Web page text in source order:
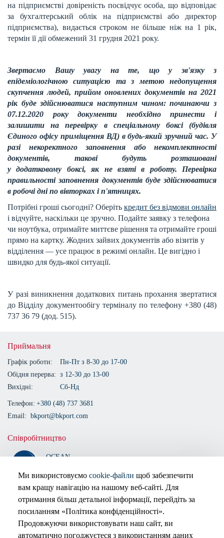
Ми використовуємо cookie-файли щоб забезпечити
вам кращу навігацію на нашому веб-сайті. Для
отримання більш детальної інформації, перейдіть за
посиланням «Політика конфіденційності».
Продовжуючи використовувати наш сайт, ви
автоматично погоджуєтеся з використанням даних
на підприємстві довіреність посвідчує особа, що відповідає
за бухгалтерський облік на підприємстві або директор
підприємства), видається строком не більше ніж на 1 рік,
термін її дії обмежений 31 грудня 2021 року.
Звертаємо Вашу увагу на те, що у зв'язку з
епідеміологічною ситуацією та з метою недопущення
скупчення людей, прийом оновлених документів на 2021
рік буде здійснюватися наступним чином: починаючи з
07.12.2020 року документи необхідно принести і
залишити на перевірку в спеціальному боксі (будівля
Єдиного офісу приміщення ВД) в будь-який зручний час. У
разі некоректного заповнення або некомплектності
документів, такові будуть розташовані
у додатковому боксі, як не взяті в роботу. Перевірка
правильності заповнення документів буде здійснюватися
в робочі дні по вівторках і п'ятницях.
Потрібні гроші сьогодні? Оберіть кредит без відмови онлайн
і відчуйте, наскільки це зручно. Подайте заявку з телефона
чи ноутбука, отримайте миттєве рішення та отримайте гроші
прямо на картку. Жодних зайвих документів або візитів у
відділення — усе працює в режимі онлайн. Це вигідно і
швидко для будь-якої ситуації.
У разі виникнення додаткових питань прохання звертатися
до Відділу документообігу терміналу по телефону +380 (48)
737 36 79 (дод. 515).
Приймальня
Графік роботи:
Пн-Пт з 8-30 до 17-00
Обідня перерва: з 12-30 до 13-00
Вихідні:
Сб-Нд
Телефон: +380 (48) 737 3681
Email: bkport@bkport.com
Співробітництво
OCEAN
Сертифіковано